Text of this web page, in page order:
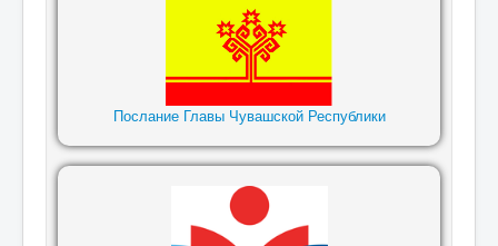
Послание Главы Чувашской Республики